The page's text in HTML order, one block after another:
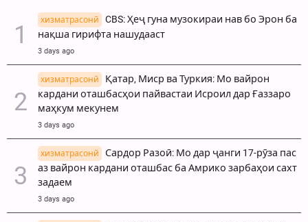
хизматрасонй
CBS: Ҳеҷ гуна музокираи нав бо Эрон ба
нақша гирифта нашудааст
3 days ago
хизматрасонй
Қатар, Миср ва Туркия: Мо вайрон
кардани оташбасҳои пайвастаи Исроил дар Ғаззаро
маҳкум мекунем
3 days ago
хизматрасонй
Сардор Разоӣ: Мо дар ҷанги 17-рӯза пас
аз вайрон кардани оташбас ба Амрико зарбаҳои сахт
задаем
3 days ago